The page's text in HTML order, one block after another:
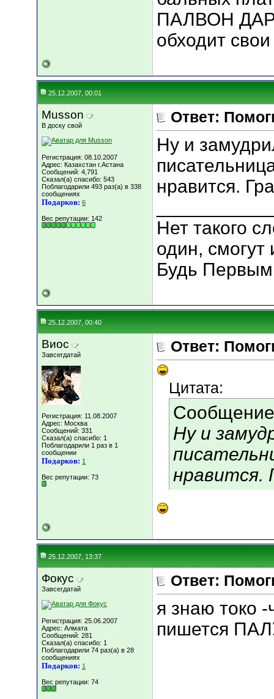
ПАЛВОН
обходит
25.12.2007, 00:01
Musson
В доску свой
Регистрация: 08.10.2007
Адрес: Казахстан г.Астана
Сообщений: 4,791
Сказал(а) спасибо: 543
Поблагодарили 493 раз(а) в 338
сообщениях
Подарков: 6
Вес репутации: 142
Ответ:
Ну и
нравится.
Нет такого
один, смогут
Будь
25.12.2007, 00:40
Виос
Завсегдатай
Регистрация: 11.08.2007
Адрес: Москва
Сообщений: 331
Сказал(а) спасибо: 1
Поблагодарили 1 раз в 1
сообщении
Подарков: 1
Вес репутации: 73
Ответ:
Цитата:
Ну и
нравится.
25.12.2007, 13:37
Фокус
Завсегдатай
Регистрация: 25.06.2007
Адрес: Алмата
Сообщений: 281
Сказал(а) спасибо: 1
Поблагодарили 74 раз(а) в 28
сообщениях
Подарков: 1
Вес репутации: 74
Ответ:
я знаю токо -
пишется